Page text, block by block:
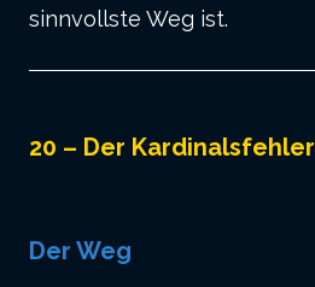
sinnvollste Weg ist.
20 – Der Kardinalsfehler
Der Weg